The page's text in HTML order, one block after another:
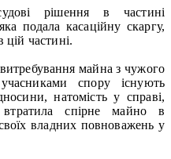
рішення в частині
подала касаційну скаргу,
цій частині.
майна з чужого
спору існують
натомість у справі,
втратила спірне майно в
своїх владних повноважень у